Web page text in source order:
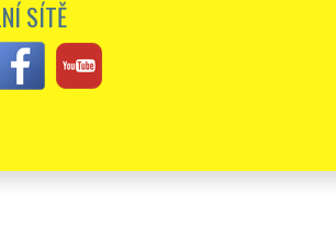
souhra zaměstnanců, vřelý přístup, dochvilnost,
SÍTĚ